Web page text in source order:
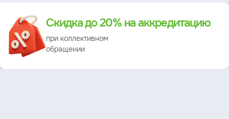
Преимущество
Скидка до 20% на аккредитацию
при коллективном
обращении